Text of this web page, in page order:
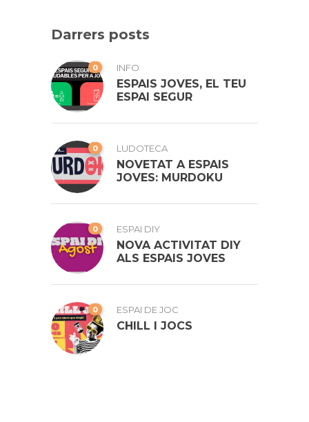
Darrers posts
0 INFO
ESPAIS JOVES, EL TEU
ESPAI SEGUR
0 LUDOTECA
NOVETAT A ESPAIS
JOVES: MURDOKU
0 ESPAI DIY
NOVA ACTIVITAT DIY
ALS ESPAIS JOVES
0 ESPAI DE JOC
CHILL I JOCS